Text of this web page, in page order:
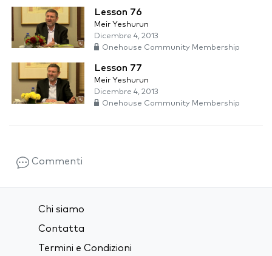
Lesson 76
Meir Yeshurun
Dicembre 4, 2013
Onehouse Community Membership
Lesson 77
Meir Yeshurun
Dicembre 4, 2013
Onehouse Community Membership
Commenti
Chi siamo
Contatta
Termini e Condizioni